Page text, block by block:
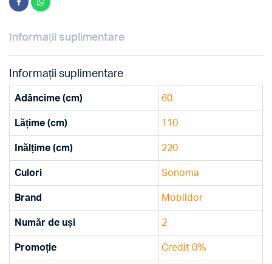
Informații suplimentare
Informații suplimentare
Adâncime (cm) 60
Lățime (cm) 110
Inălțime (cm) 220
Culori Sonoma
Brand Mobildor
Număr de uși 2
Promoție Credit 0%